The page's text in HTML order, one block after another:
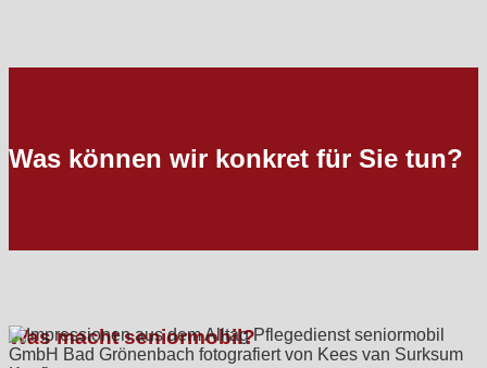
Was können wir konkret für Sie tun?
Was macht seniormobil?